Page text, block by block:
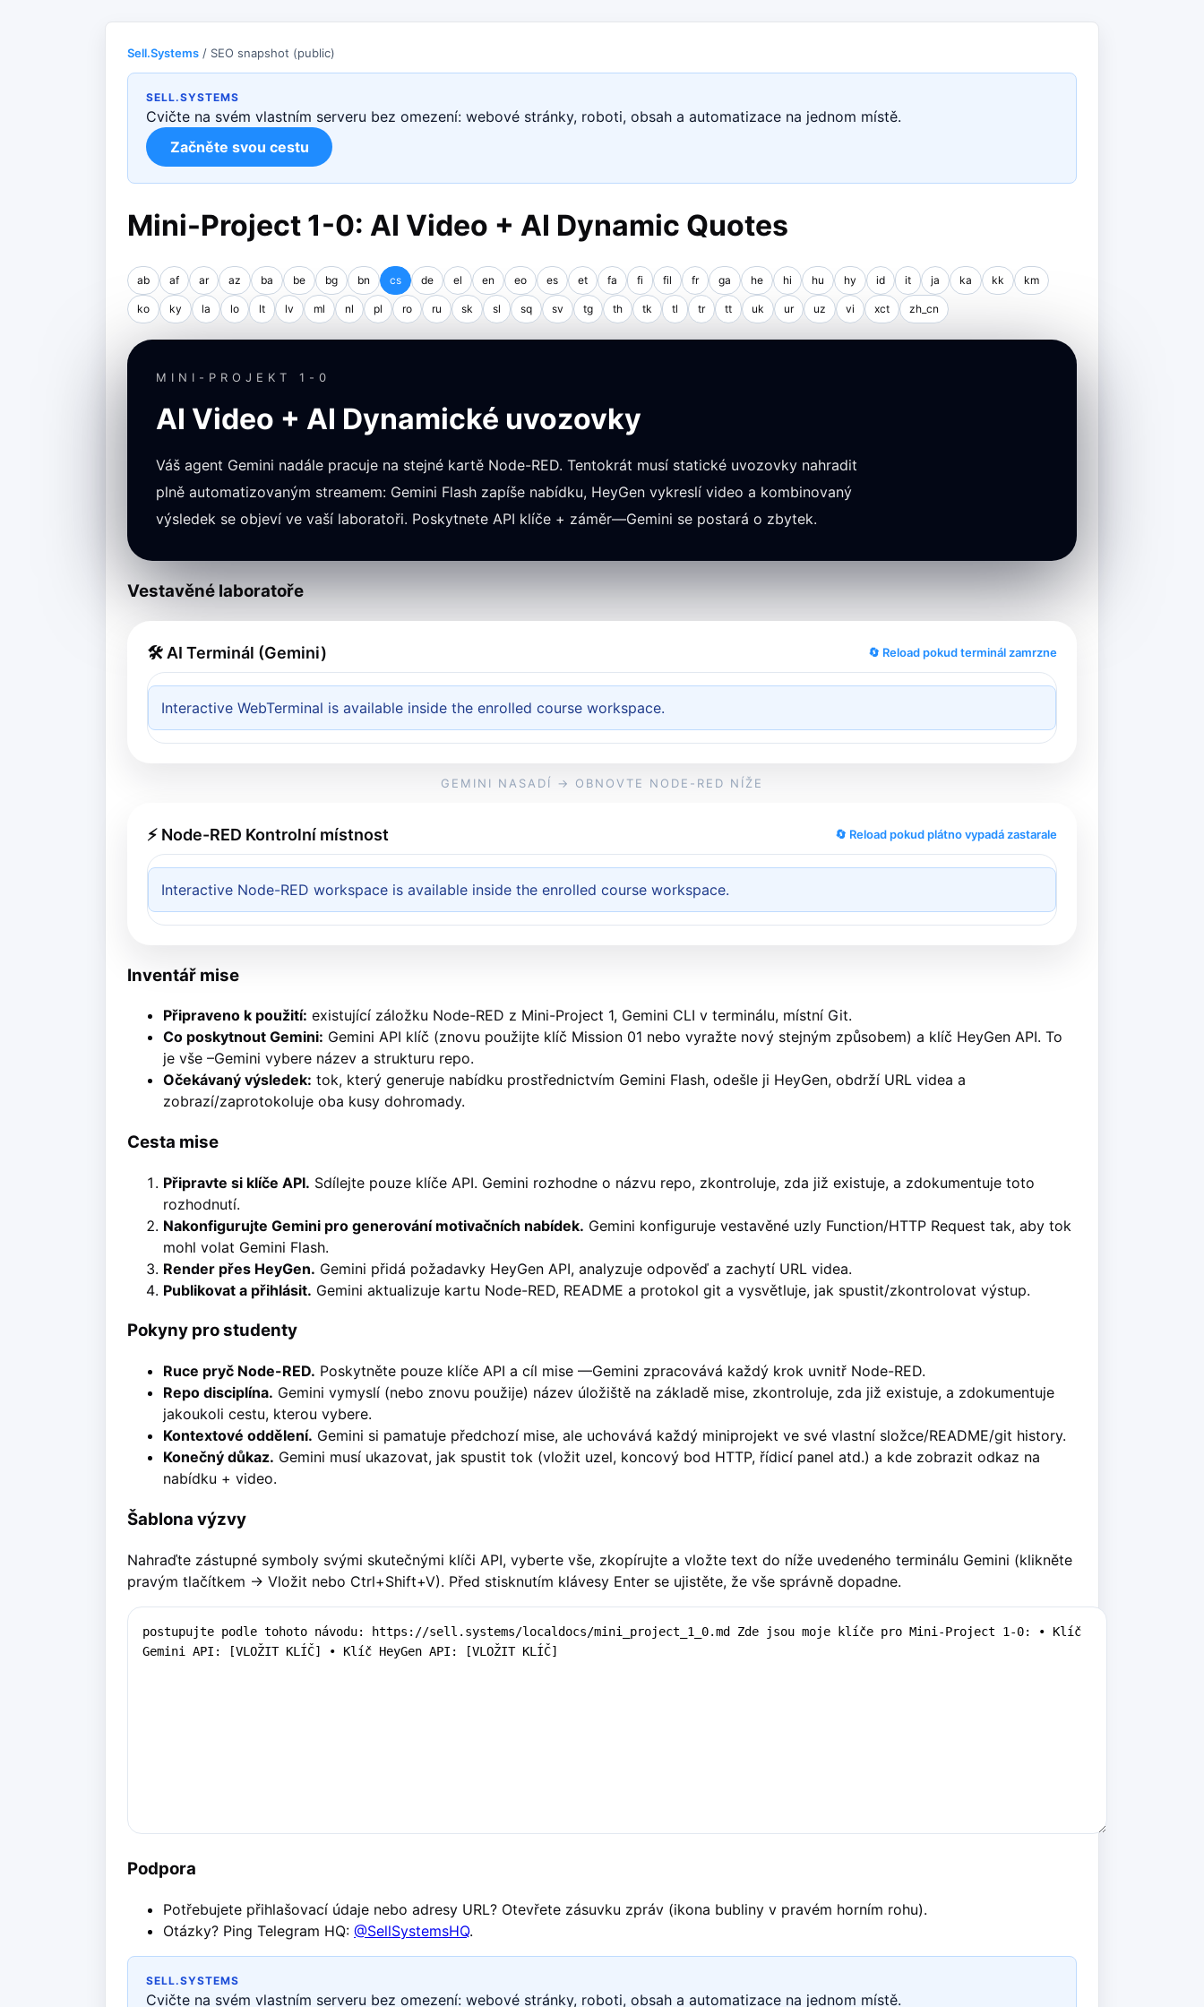
Sell.Systems / SEO snapshot (public)
SELL.SYSTEMS
Cvičte na svém vlastním serveru bez omezení: webové stránky, roboti, obsah a automatizace na jednom místě.
Začněte svou cestu
Mini-Project 1-0: AI Video + AI Dynamic Quotes
ab af ar az ba be bg bn cs de el en eo es et fa fi fil fr ga he hi hu hy id it ja ka kk km
ko ky la lo lt lv ml nl pl ro ru sk sl sq sv tg th tk tl tr tt uk ur uz vi xct zh_cn
MINI-PROJEKT 1-0
AI Video + AI Dynamické uvozovky
Váš agent Gemini nadále pracuje na stejné kartě Node-RED. Tentokrát musí statické uvozovky nahradit
plně automatizovaným streamem: Gemini Flash zapíše nabídku, HeyGen vykreslí video a kombinovaný
výsledek se objeví ve vaší laboratoři. Poskytnete API klíče + záměr—Gemini se postará o zbytek.
Vestavěné laboratoře
🛠 AI Terminál (Gemini) 🔄 Reload pokud terminál zamrzne
Interactive WebTerminal is available inside the enrolled course workspace.
GEMINI NASADÍ → OBNOVTE NODE-RED NÍŽE
⚡ Node-RED Kontrolní místnost 🔄 Reload pokud plátno vypadá zastarale
Interactive Node-RED workspace is available inside the enrolled course workspace.
Inventář mise
Připraveno k použití: existující záložku Node-RED z Mini-Project 1, Gemini CLI v terminálu, místní Git.
Co poskytnout Gemini: Gemini API klíč (znovu použijte klíč Mission 01 nebo vyražte nový stejným způsobem) a klíč HeyGen API. To
je vše –Gemini vybere název a strukturu repo.
Očekávaný výsledek: tok, který generuje nabídku prostřednictvím Gemini Flash, odešle ji HeyGen, obdrží URL videa a
zobrazí/zaprotokoluje oba kusy dohromady.
Cesta mise
Připravte si klíče API. Sdílejte pouze klíče API. Gemini rozhodne o názvu repo, zkontroluje, zda již existuje, a zdokumentuje toto
rozhodnutí.
Nakonfigurujte Gemini pro generování motivačních nabídek. Gemini konfiguruje vestavěné uzly Function/HTTP Request tak, aby tok
mohl volat Gemini Flash.
Render přes HeyGen. Gemini přidá požadavky HeyGen API, analyzuje odpověď a zachytí URL videa.
Publikovat a přihlásit. Gemini aktualizuje kartu Node-RED, README a protokol git a vysvětluje, jak spustit/zkontrolovat výstup.
Pokyny pro studenty
Ruce pryč Node-RED. Poskytněte pouze klíče API a cíl mise —Gemini zpracovává každý krok uvnitř Node-RED.
Repo disciplína. Gemini vymyslí (nebo znovu použije) název úložiště na základě mise, zkontroluje, zda již existuje, a zdokumentuje
jakoukoli cestu, kterou vybere.
Kontextové oddělení. Gemini si pamatuje předchozí mise, ale uchovává každý miniprojekt ve své vlastní složce/README/git history.
Konečný důkaz. Gemini musí ukazovat, jak spustit tok (vložit uzel, koncový bod HTTP, řídicí panel atd.) a kde zobrazit odkaz na
nabídku + video.
Šablona výzvy
Nahraďte zástupné symboly svými skutečnými klíči API, vyberte vše, zkopírujte a vložte text do níže uvedeného terminálu Gemini (klikněte
pravým tlačítkem -> Vložit nebo Ctrl+Shift+V). Před stisknutím klávesy Enter se ujistěte, že vše správně dopadne.
Podpora
Potřebujete přihlašovací údaje nebo adresy URL? Otevřete zásuvku zpráv (ikona bubliny v pravém horním rohu).
Otázky? Ping Telegram HQ: @SellSystemsHQ.
SELL.SYSTEMS
Cvičte na svém vlastním serveru bez omezení: webové stránky, roboti, obsah a automatizace na jednom místě.